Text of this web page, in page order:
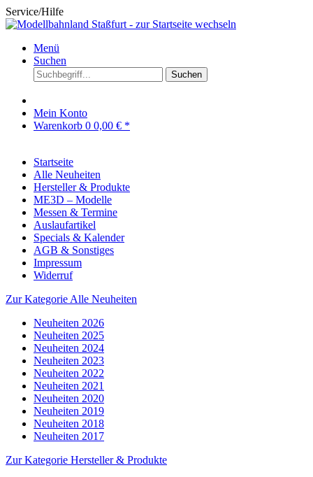
Service/Hilfe
Menü
Suchen
Suchen
Mein Konto
Warenkorb 0 0,00 € *
Startseite
Alle Neuheiten
Hersteller & Produkte
ME3D – Modelle
Messen & Termine
Auslaufartikel
Specials & Kalender
AGB & Sonstiges
Impressum
Widerruf
Zur Kategorie Alle Neuheiten
Neuheiten 2026
Neuheiten 2025
Neuheiten 2024
Neuheiten 2023
Neuheiten 2022
Neuheiten 2021
Neuheiten 2020
Neuheiten 2019
Neuheiten 2018
Neuheiten 2017
Zur Kategorie Hersteller & Produkte